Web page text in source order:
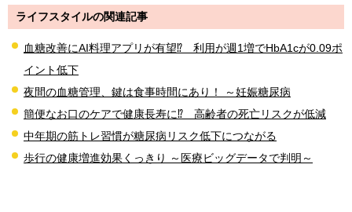
ライフスタイルの関連記事
血糖改善にAI料理アプリが有望⁉ 利用が週1増でHbA1cが0.09ポ
イント低下
夜間の血糖管理、鍵は食事時間にあり！ ～妊娠糖尿病
簡便なお口のケアで健康長寿に⁉ 高齢者の死亡リスクが低減
中年期の筋トレ習慣が糖尿病リスク低下につながる
歩行の健康増進効果くっきり ～医療ビッグデータで判明～